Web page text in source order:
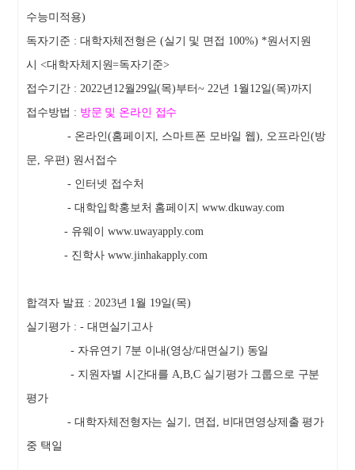
수능미적용)
독자기준 : 대학자체전형은 (실기 및 면접 100%) *원서지원
시
<대학자체지원=독자기준>
접수기간: 2022년 12월29일(목)부터~ 22년 1월 12일(목)까지
접수방법 : 방문 및 온라인 접수
- 온라인(홈페이지 , 스마트폰 모바일 웹), 오프라인(방
문, 우편) 원서접수
- 인터넷 접수처
-대학입학홍보처 홈페이지 www.dkuway.com
- 유웨이
www.uwayapply.com
- 진학사 www.jinhakapply.com
합격자 발표 : 2023년 1월 19일(목)
실기평가: - 대면실기고사
- 자유연기 7분 이내(영상/대면실기 ) 동일
- 지원자별 시간대를A,B,C 실기평가 그룹으로 구분
평가
-대학자체전형자는 실기 , 면접 , 비대면영상제출 평가
중 택일